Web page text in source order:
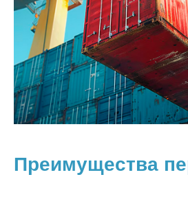
Преимущества